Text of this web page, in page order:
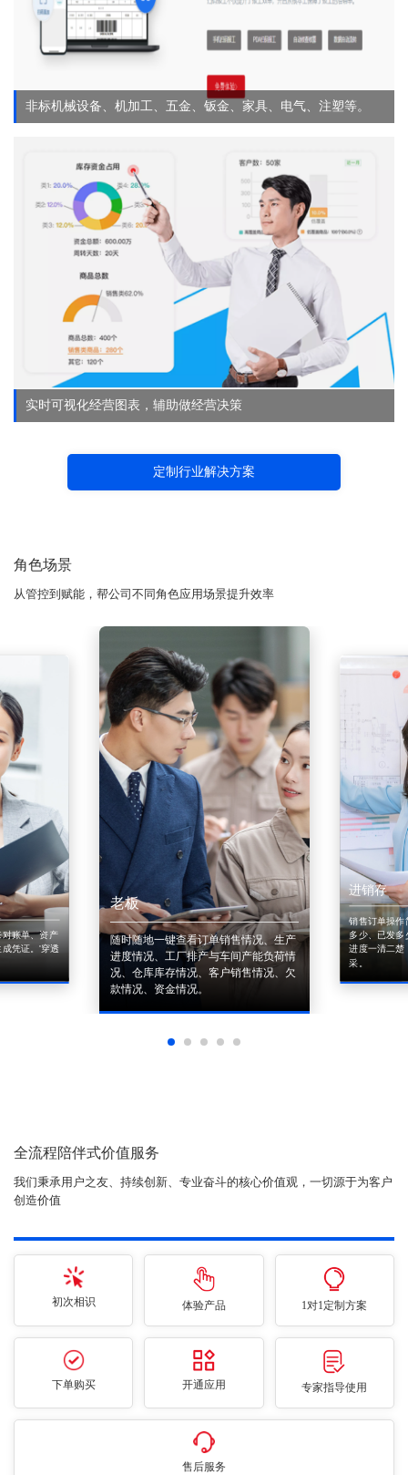
非标机械设备、机加工、五金、钣金、家具、电气、注塑等。
实时可视化经营图表，辅助做经营决策
定制行业解决方案
角色场景
从管控到赋能，帮公司不同角色应用场景提升效率
账单、资产
凭证。'穿透
老板
随时随地一键查看订单销售情况、生产
进度情况、工厂排产与车间产能负荷情
况、仓库库存情况、客户销售情况、欠
款情况、资金情况。
进销存
销售订单操作
多少、已发多
进度一清二楚
采。
全流程陪伴式价值服务
我们秉承用户之友、持续创新、专业奋斗的核心价值观，一切源于为客户
创造价值
初次相识 体验产品 1对1定制方案
下单购买 开通应用 专家指导使用
售后服务